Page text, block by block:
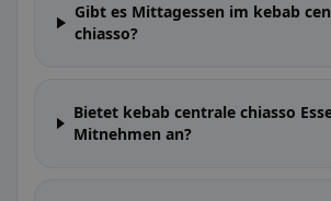
Gibt es Mittagessen im kebab
chiasso?
Bietet kebab centrale chiasso
Mitnehmen an?